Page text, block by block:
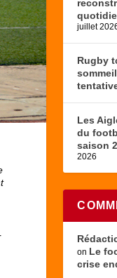
juillet
Rugby
Les
du
saison
2026
on Le
crise